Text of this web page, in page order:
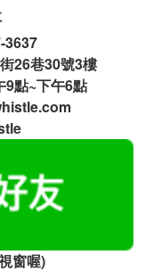
3637
26巷30號3樓
9點~下午6點
窗喔)